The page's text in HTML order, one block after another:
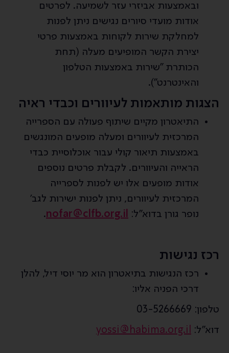
ובאמצעות אביזרי עזר לשמיעה. לפרטים
אודות מועדי סיורים נגישים ניתן לפנות
למחלקת שירות לקוחות באמצעות פרטי
יצירת הקשר המופיעים מעלה (תחת
הכותרת "שירות באמצעות הטלפון
והאינטרנט").
הצגות מותאמות לעיוורים וכבדי ראיה
התיאטרון מקיים שיתוף פעולה עם הספרייה
המרכזית לעיוורים ומעלה מופעים המונגשים
באמצעות תיאור קולי עבור אוכלוסיית כבדי
הראייה והעיוורים. לקבלת פרטים נוספים
אודות מופעים אלו יש לפנות לספרייה
המרכזית לעיוורים, ניתן לפנות ישירות לגב'
נופר גורן בדוא"ל:
nofar@clfb.org.il
.
רכז נגישות
רכז הנגישות בתיאטרון הוא מר יוסי דיל, להלן
דרכי הפניה אליו:
טלפון: 03-5266669
דוא"ל:
yossi@habima.org.il